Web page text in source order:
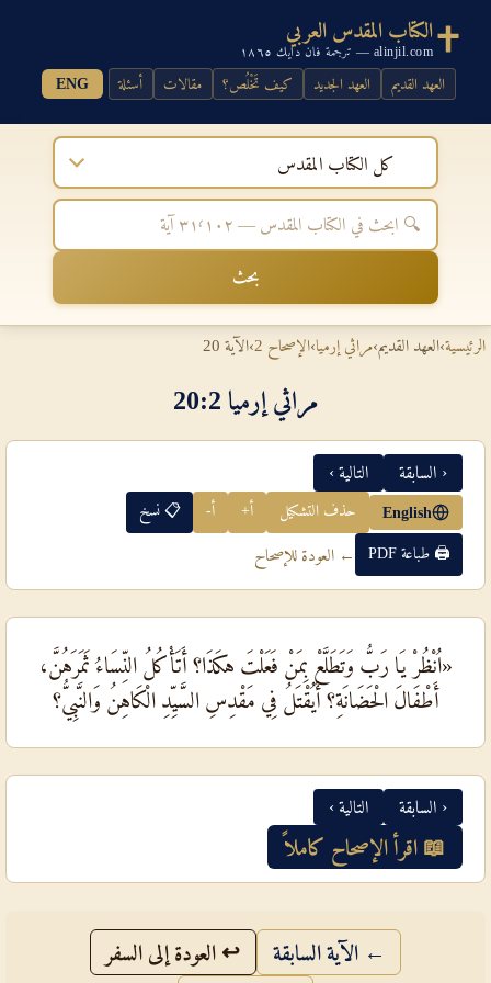
الكتاب المقدس العربي
alinjil.com — ترجمة فان دايك ١٨٦٥
العهد القديم العهد الجديد كيف تَخْلُص؟ مقالات أسئلة ENG
كل الكتاب المقدس
بحث
الرئيسية›العهد القديم›مراثي إرميا›الإصحاح 2 ›الآية 20
مراثي إرميا 2‏:‏20
‹ السابقة التالية ›
English حذف التشكيل أ+ أ- 📋 نسخ
🖨 طباعة PDF ← العودة للإصحاح
«اُنْظُرْ يَا رَبُّ وَتَطَلَّعْ بِمَنْ فَعَلْتَ هكَذَا؟ أَتَأْكُلُ النِّسَاءُ ثَمَرَهُنَّ،
أَطْفَالَ الْحَضَانَةِ؟ أَيُقْتَلُ فِي مَقْدِسِ السَّيِّدِ الْكَاهِنُ وَالنَّبِيُّ؟
‹ السابقة التالية ›
📖 اقرأ الإصحاح كاملاً
← الآية السابقة ↩ العودة إلى السفر